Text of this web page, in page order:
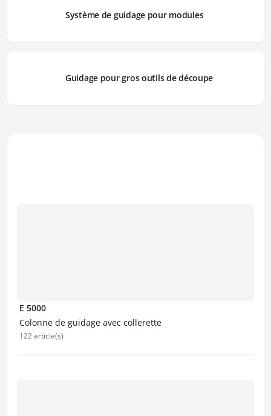
Système de guidage pour modules
Guidage pour gros outils de découpe
E 5000
Colonne de guidage avec collerette
122 article(s)